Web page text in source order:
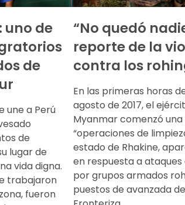
uno de
de
une a Perú
de
lugar de
vida digna.
trabajaron
fueron
“No quedó
reporte de la
contra los
En las primeras horas
agosto de 2017, el
Myanmar comenzó una
“operaciones de
estado de Rhakine,
en respuesta a
por grupos armados
puestos de avanzada